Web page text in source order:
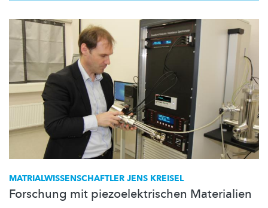
MATRIALWISSENSCHAFTLER JENS KREISEL
Forschung mit piezoelektrischen Materialien